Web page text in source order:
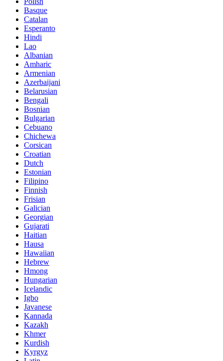
Basque
Catalan
Esperanto
Hindi
Lao
Albanian
Amharic
Armenian
Azerbaijani
Belarusian
Bengali
Bosnian
Bulgarian
Cebuano
Chichewa
Corsican
Croatian
Dutch
Estonian
Filipino
Finnish
Frisian
Galician
Georgian
Gujarati
Haitian
Hausa
Hawaiian
Hebrew
Hmong
Hungarian
Icelandic
Igbo
Javanese
Kannada
Kazakh
Khmer
Kurdish
Kyrgyz